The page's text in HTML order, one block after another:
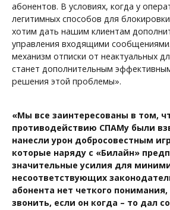
абонентов. В условиях, когда у
легитимных способов для
хотим дать нашим клиентам
управления входящими
механизм отписки от неактуальных
станет дополнительным
решения этой проблемы».
«Мы все заинтересованы в том,
противодействию СПАМу были
нанесли урон добросовестным
которые наряду с «Билайн»
значительные усилия для
несоответствующих
абонента нет четкого
звонить, если он когда – то дал